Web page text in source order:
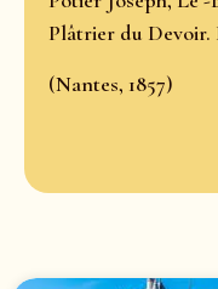
Plâtrier du Devoir.
(Nantes, 1857)